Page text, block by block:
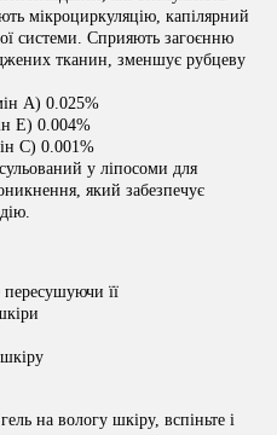
мікроциркуляцію, капілярний
системи. Сприяють загоєнню
тканин, зменшує рубцеву
A) 0.025%
E) 0.004%
C) 0.001%
у ліпосоми для
який забезпечує
її
на вологу шкіру, вспіньте і